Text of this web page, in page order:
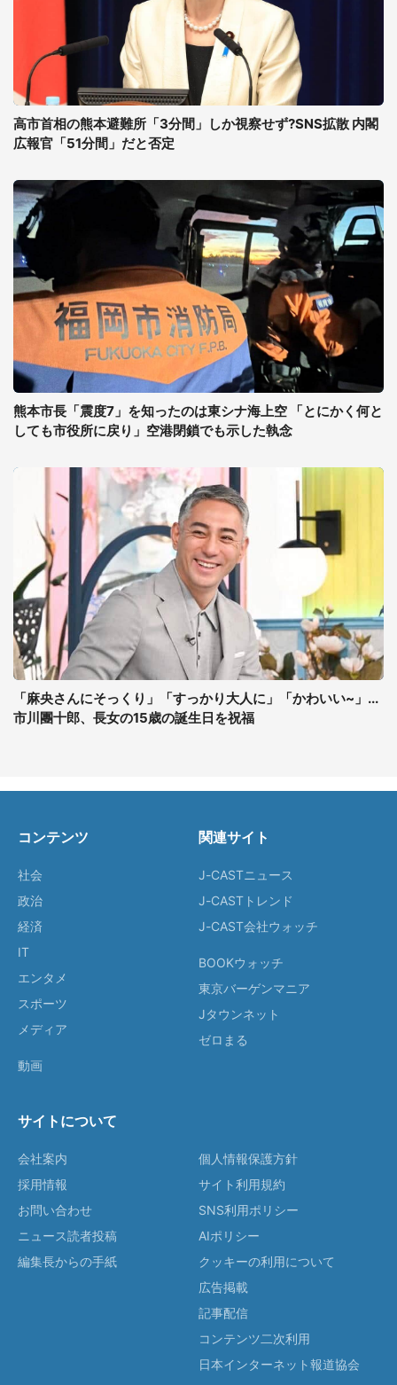
高市首相の熊本避難所「3分間」しか視察せず?SNS拡散 内閣
広報官「51分間」だと否定
熊本市長「震度7」を知ったのは東シナ海上空 「とにかく何と
しても市役所に戻り」空港閉鎖でも示した執念
「麻央さんにそっくり」「すっかり大人に」「かわいい~」...
市川團十郎、長女の15歳の誕生日を祝福
コンテンツ
社会
政治
経済
IT
エンタメ
スポーツ
メディア
動画
関連サイト
J-CASTニュース
J-CASTトレンド
J-CAST会社ウォッチ
BOOKウォッチ
東京バーゲンマニア
Jタウンネット
ゼロまる
サイトについて
会社案内
採用情報
お問い合わせ
ニュース読者投稿
編集長からの手紙
個人情報保護方針
サイト利用規約
SNS利用ポリシー
AIポリシー
クッキーの利用について
広告掲載
記事配信
コンテンツ二次利用
日本インターネット報道協会